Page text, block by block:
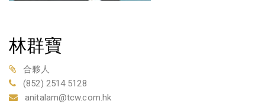
林群寶
合夥人
(852) 2514 5128
anitalam@tcw.com.hk